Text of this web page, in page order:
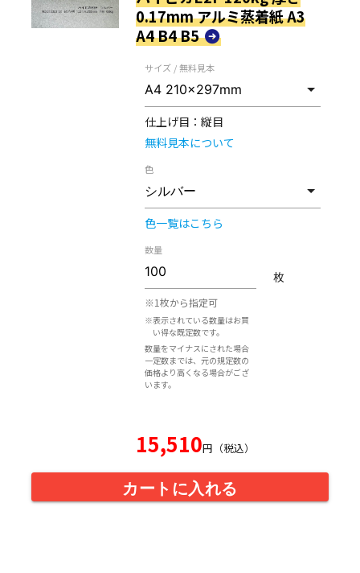
0.17mm アルミ蒸着紙 A3
A4 B4 B5
サイズ / 無料見本
仕上げ目： 縦目
無料見本について
色
色一覧はこちら
数量
※1枚から指定可
※表示されている数量はお買
い得な既定数です。
数量をマイナスにされた場合
一定数までは、元の規定数の
価格より高くなる場合がござ
います。
枚
15,510円（税込）
カートに入れる